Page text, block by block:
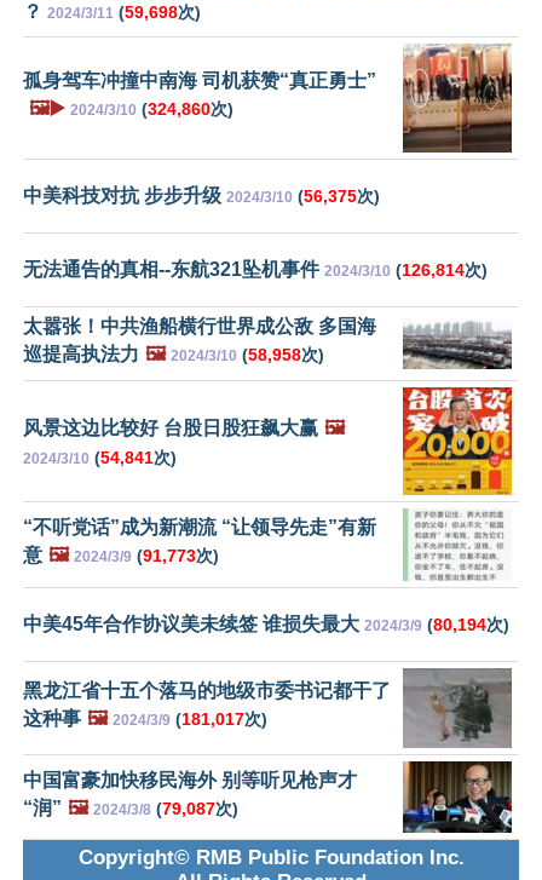
？ 2024/3/11 (59,698次)
孤身驾车冲撞中南海 司机获赞“真正勇士”
🖼️▶️ 2024/3/10 (324,860次)
中美科技对抗 步步升级 2024/3/10 (56,375次)
无法通告的真相--东航321坠机事件 2024/3/10 (126,814次)
太嚣张！中共渔船横行世界成公敌 多国海
巡提高执法力 🖼️ 2024/3/10 (58,958次)
风景这边比较好 台股日股狂飙大赢 🖼️
2024/3/10 (54,841次)
“不听党话”成为新潮流 “让领导先走”有新
意 🖼️ 2024/3/9 (91,773次)
中美45年合作协议美未续签 谁损失最大 2024/3/9 (80,194次)
黑龙江省十五个落马的地级市委书记都干了
这种事 🖼️ 2024/3/9 (181,017次)
中国富豪加快移民海外 别等听见枪声才
“润” 🖼️ 2024/3/8 (79,087次)
Copyright© RMB Public Foundation Inc.